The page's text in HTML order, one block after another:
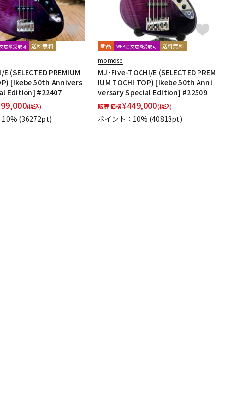
店頭受取可 送料無料
(SELECTED PREMIUM
[Ikebe 50th Annivers
Edition] #22407
(税込)
10% (36272pt)
新品 WEB注文店頭受取可 送料無料
momose
MJ･Five-TOCHI/E (SELECTED PREM
IUM TOCHI TOP) [Ikebe 50th Anni
versary Special Edition] #22509
販売価格¥449,000(税込)
ポイント：10% (40818pt)